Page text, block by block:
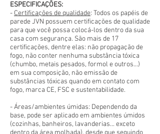
ESPECIFICAÇÕES:
- Certificações de qualidade: Todos os papéis de
parede JVN possuem certificações de qualidade
para que você possa colocá-los dentro da sua
casa com segurança. São mais de 17
certificações, dentre elas: não propagação de
fogo, não conter nenhuma substância tóxica
(chumbo, metais pesados, formol e outros...)
em sua composição, não emissão de
substâncias tóxicas quando em contato com
fogo, marca CE, FSC e sustentabilidade.
- Áreas/ambientes úmidas: Dependendo da
base, pode ser aplicado em ambientes úmidos
(cozinhas, banheiros, lavanderias... exceto